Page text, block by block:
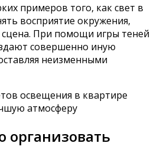
примеров того, как свет в
восприятие окружения,
сцена. При помощи игры теней
совершенно иную
неизменными
организовать